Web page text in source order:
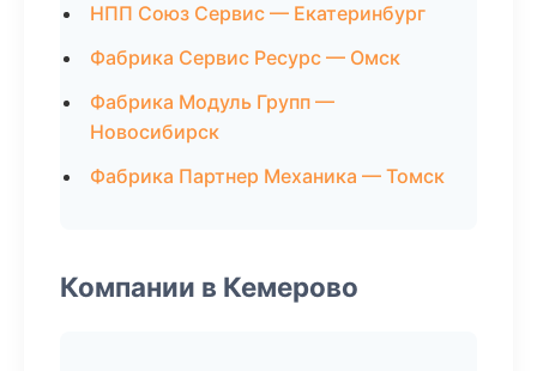
НПП Союз Сервис — Екатеринбург
Фабрика Сервис Ресурс — Омск
Фабрика Модуль Групп —
Новосибирск
Фабрика Партнер Механика — Томск
Компании в Кемерово